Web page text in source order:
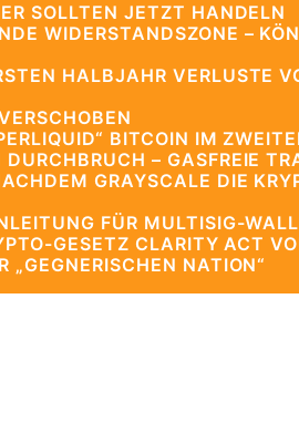
SOLLTEN JETZT HANDELN
WIDERSTANDSZONE –
HALBJAHR VERLUSTE
BITCOIN IM
– GASFREIE
GRAYSCALE DIE
FÜR MULTISIG-
GESETZ CLARITY ACT
„GEGNERISCHEN NATION“